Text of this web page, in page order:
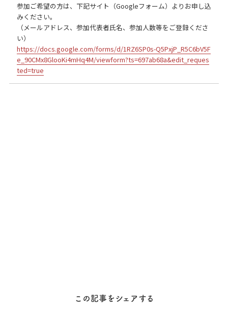
参加ご希望の方は、下記サイト（Googleフォーム）よりお申し込
みください。
（メールアドレス、参加代表者氏名、参加人数等をご登録くださ
い）
https://docs.google.com/forms/d/1RZ6SP0s-Q5PxjP_R5C6bV5F
e_90CMx8GlooKi4mHq4M/viewform?ts=697ab68a&edit_reques
ted=true
この記事をシェアする